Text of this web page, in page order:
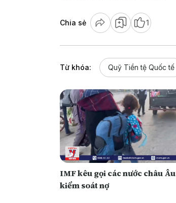
Chia sẻ 1
Từ khóa: Quỹ Tiền tệ Quốc tế
IMF kêu gọi các nước châu Âu
kiểm soát nợ